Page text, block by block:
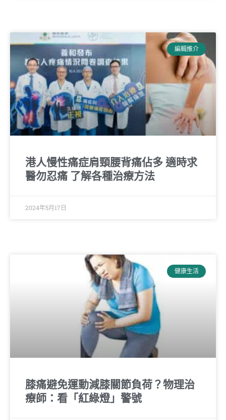
編輯推介
港人慢性痛症肩頸腰背痛佔多 適時求
醫勿忍痛 了解各種治療方法
2024年5月17日
健康生活
膝痛避免運動減膝關節負荷？物理治
療師：看「紅綠燈」警號